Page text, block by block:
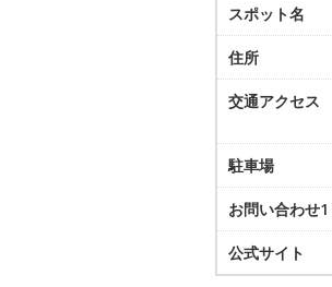
スポット名
住所
交通アクセス
駐車場
お問い合わせ1
公式サイト